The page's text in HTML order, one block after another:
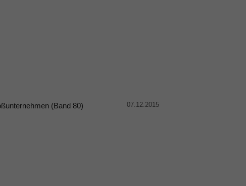
(Band 80) 07.12.2015